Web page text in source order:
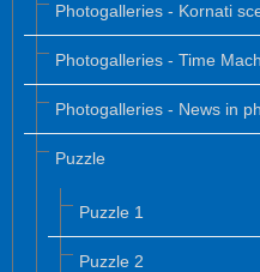
Photogalleries - Kornati
Photogalleries - Time
Photogalleries - News in
Puzzle
Puzzle 1
Puzzle 2